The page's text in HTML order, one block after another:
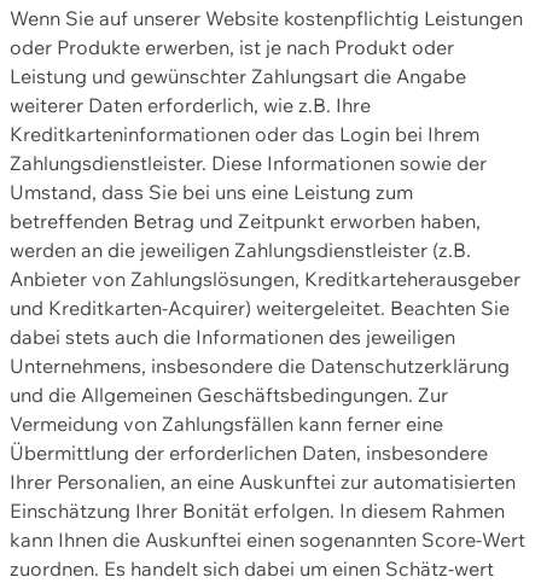
Wenn Sie auf unserer Website kostenpflichtig Leistungen
oder Produkte erwerben, ist je nach Produkt oder
Leistung und gewünschter Zahlungsart die Angabe
weiterer Daten erforderlich, wie z.B. Ihre
Kreditkarteninformationen oder das Login bei Ihrem
Zahlungsdienstleister. Diese Informationen sowie der
Umstand, dass Sie bei uns eine Leistung zum
betreffenden Betrag und Zeitpunkt erworben haben,
werden an die jeweiligen Zahlungsdienstleister (z.B.
Anbieter von Zahlungslösungen, Kreditkarteherausgeber
und Kreditkarten-Acquirer) weitergeleitet. Beachten Sie
dabei stets auch die Informationen des jeweiligen
Unternehmens, insbesondere die Datenschutzerklärung
und die Allgemeinen Geschäftsbedingungen. Zur
Vermeidung von Zahlungsfällen kann ferner eine
Übermittlung der erforderlichen Daten, insbesondere
Ihrer Personalien, an eine Auskunftei zur automatisierten
Einschätzung Ihrer Bonität erfolgen. In diesem Rahmen
kann Ihnen die Auskunftei einen sogenannten Score-Wert
zuordnen. Es handelt sich dabei um einen Schätz-wert